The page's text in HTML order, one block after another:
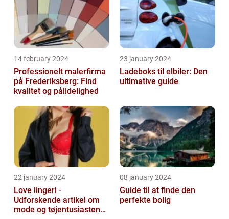
14 february 2024
Professionelt malerfirma
på Frederiksberg: Find
kvalitet og pålidelighed
23 january 2024
Ladeboks til elbiler: Den
ultimative guide
22 january 2024
Love lingeri -
Udforskende artikel om
mode og tøjentusiastens
08 january 2024
Guide til at finde den
perfekte bolig